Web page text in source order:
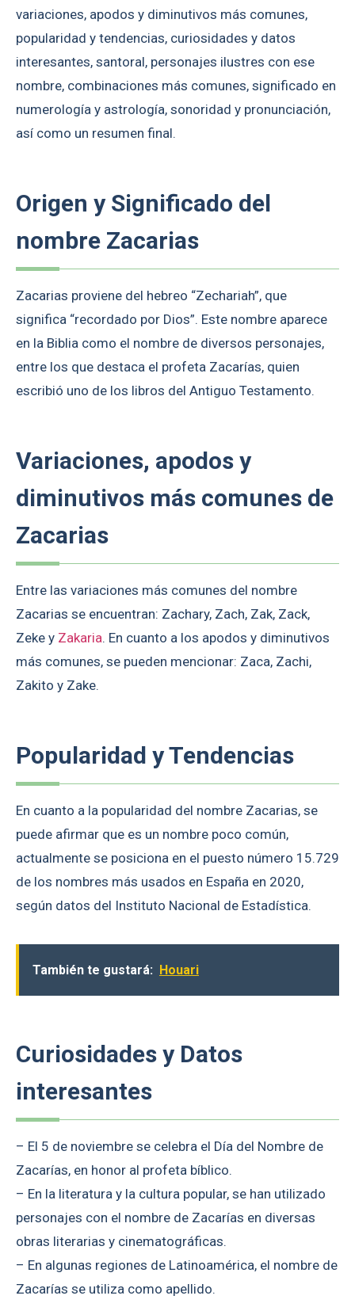
variaciones, apodos y diminutivos más comunes,
popularidad y tendencias, curiosidades y datos
interesantes, santoral, personajes ilustres con ese
nombre, combinaciones más comunes, significado en
numerología y astrología, sonoridad y pronunciación,
así como un resumen final.
Origen y Significado del
nombre Zacarias
Zacarias proviene del hebreo “Zechariah”, que
significa “recordado por Dios”. Este nombre aparece
en la Biblia como el nombre de diversos personajes,
entre los que destaca el profeta Zacarías, quien
escribió uno de los libros del Antiguo Testamento.
Variaciones, apodos y
diminutivos más comunes de
Zacarias
Entre las variaciones más comunes del nombre
Zacarias se encuentran: Zachary, Zach, Zak, Zack,
Zeke y Zakaria. En cuanto a los apodos y diminutivos
más comunes, se pueden mencionar: Zaca, Zachi,
Zakito y Zake.
Popularidad y Tendencias
En cuanto a la popularidad del nombre Zacarias, se
puede afirmar que es un nombre poco común,
actualmente se posiciona en el puesto número 15.729
de los nombres más usados en España en 2020,
según datos del Instituto Nacional de Estadística.
También te gustará: Houari
Curiosidades y Datos
interesantes
– El 5 de noviembre se celebra el Día del Nombre de
Zacarías, en honor al profeta bíblico.
– En la literatura y la cultura popular, se han utilizado
personajes con el nombre de Zacarías en diversas
obras literarias y cinematográficas.
– En algunas regiones de Latinoamérica, el nombre de
Zacarías se utiliza como apellido.